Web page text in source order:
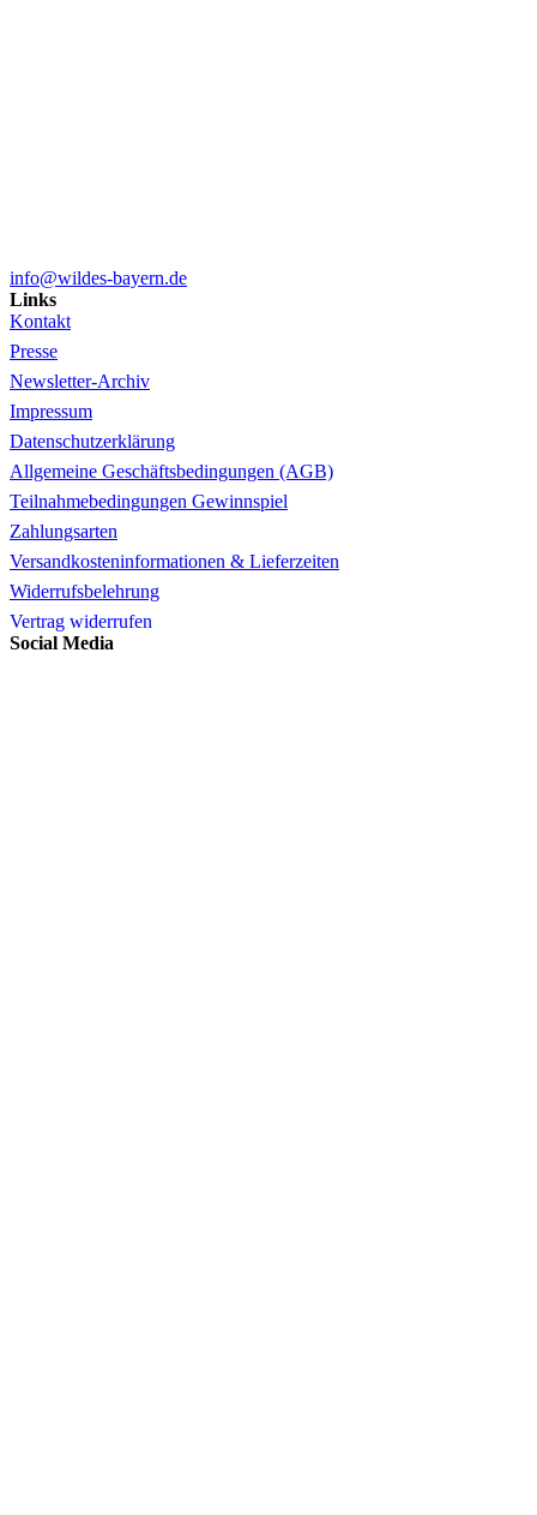
info@wildes-bayern.de
Links
Kontakt
Presse
Newsletter-Archiv
Impressum
Datenschutzerklärung
Allgemeine Geschäftsbedingungen (AGB)
Teilnahmebedingungen Gewinnspiel
Zahlungsarten
Versandkosteninformationen & Lieferzeiten
Widerrufsbelehrung
Vertrag widerrufen
Social Media